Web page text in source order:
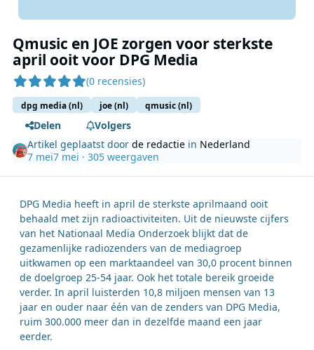
Qmusic en JOE zorgen voor sterkste
april ooit voor DPG Media
(0 recensies)
dpg media (nl) joe (nl) qmusic (nl)
Delen
Volgers
Artikel geplaatst doorde redactie in Nederland
7 mei7 mei · 305 weergaven
DPG Media heeft in april de sterkste aprilmaand ooit
behaald met zijn radioactiviteiten. Uit de nieuwste cijfers
van het Nationaal Media Onderzoek blijkt dat de
gezamenlijke radiozenders van de mediagroep
uitkwamen op een marktaandeel van 30,0 procent binnen
de doelgroep 25-54 jaar. Ook het totale bereik groeide
verder. In april luisterden 10,8 miljoen mensen van 13
jaar en ouder naar één van de zenders van DPG Media,
ruim 300.000 meer dan in dezelfde maand een jaar
eerder.